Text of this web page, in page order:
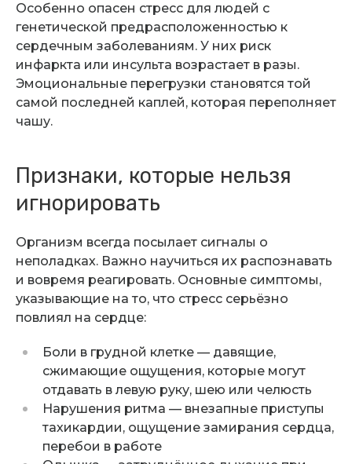
Особенно опасен стресс для людей с
генетической предрасположенностью к
сердечным заболеваниям. У них риск
инфаркта или инсульта возрастает в разы.
Эмоциональные перегрузки становятся той
самой последней каплей, которая переполняет
чашу.
Признаки, которые нельзя
игнорировать
Организм всегда посылает сигналы о
неполадках. Важно научиться их распознавать
и вовремя реагировать. Основные симптомы,
указывающие на то, что стресс серьёзно
повлиял на сердце:
Боли в грудной клетке — давящие,
сжимающие ощущения, которые могут
отдавать в левую руку, шею или челюсть
Нарушения ритма — внезапные приступы
тахикардии, ощущение замирания сердца,
перебои в работе